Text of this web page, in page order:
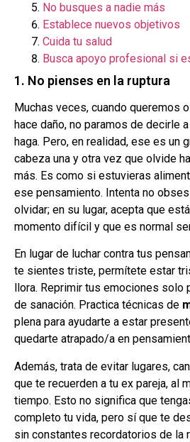
No busques a nadie más
Establece nuevos objetivos
Cuida tu salud
Busca apoyo profesional si
1. No pienses en la ruptura
Muchas veces, cuando queremos
hace daño, no paramos de decirle
haga. Pero, en realidad, ese es un
cabeza una y otra vez que olvide
más. Es como si estuvieras
ese pensamiento. Intenta no
olvidar; en su lugar, acepta que
momento difícil y que es normal
En lugar de luchar contra tus
te sientes triste, permítete estar
llora. Reprimir tus emociones
de sanación. Practica técnicas de
plena para ayudarte a estar
quedarte atrapado/a en
Además, trata de evitar lugares,
que te recuerden a tu ex pareja, al
tiempo. Esto no significa que
completo tu vida, pero sí que te
sin constantes recordatorios de la